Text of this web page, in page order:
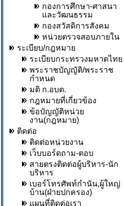
กองการศึกษา-ศาสนา
และวัฒนธรรม
กองสวัสดิการสังคม
หน่วยตรวจสอบภายใน
ระเบียบ/กฎหมาย
ระเบียบกระทรวงมหาดไทย
พระราชบัญญัติ/พระราช
กำหนด
มติ ก.อบต.
กฎหมายที่เกี่ยวข้อง
ข้อบัญญัติหน่วย
งาน(กฎหมาย)
ติดต่อ
ติดต่อหน่วยงาน
เว็บบอร์ดถาม-ตอบ
สายตรงติดต่อผู้บริหาร-นัก
บริหาร
เบอร์โทรศัพท์กำนัน,ผู้ใหญ่
บ้าน(ฝ่ายปกครอง)
แผนที่ติดต่อเรา